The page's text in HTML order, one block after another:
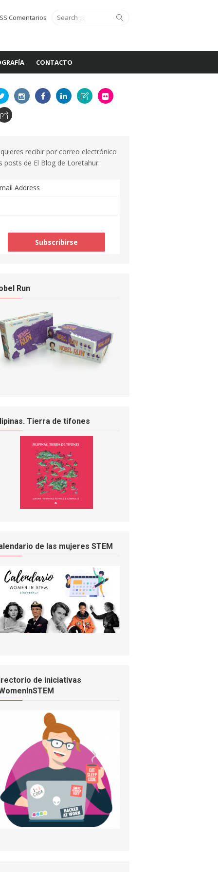
Search
for:
Comentarios
CONTACTO
recibir por correo electrónico
posts de El Blog de Loretahur:
Address
Run
Tierra de tifones
de las mujeres STEM
de iniciativas